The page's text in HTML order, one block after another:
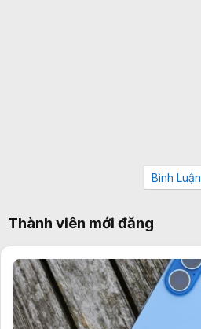
Bình Luận
Thành viên mới đăng